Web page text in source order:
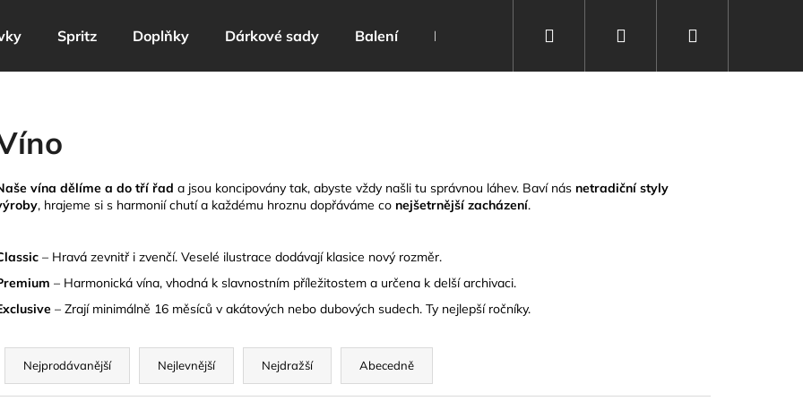
Spritz Doplňky Dárkové sady Balení Nealko Kontakty Vinařství
Přihlášení
vína dělíme a do tří řad a jsou koncipovány tak, abyste vždy našli tu správnou láhev. Baví nás netradiční styly
, hrajeme si s harmonií chutí a každému hroznu dopřáváme co nejšetrnější zacházení.
– Hravá zevnitř i zvenčí. Veselé ilustrace dodávají klasice nový rozměr.
– Harmonická vína, vhodná k slavnostním příležitostem a určena k delší archivaci.
– Zrají minimálně 16 měsíců v akátových nebo dubových sudech. Ty nejlepší ročníky.
Nejprodávanější Nejlevnější Nejdražší Abecedně
Doporučujeme